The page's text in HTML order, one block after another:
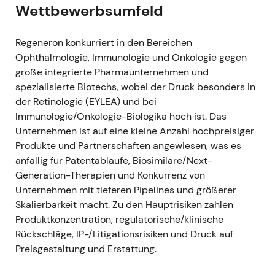
reduziertes Einzelproduktrisiko honorierten.
2022–2023 – Fortschritte in Onkologie
und Bispecific-Pipeline
Laufende Entwicklung und geplante
Datenpräsentationen für Onkologie-
Programme (u. a. REGN5458 BCMA-CD3 und
Odronextamab CD20-CD3) sowie
regulatorische Aktivitäten rund um Libtayo-
Kombinationen; Regeneron kommunizierte
mehrere erwartete klinische Meilensteine in
Onkologie und Immunologie[1].
Die Wahrnehmung entwickelte sich zu
„Franchise plus Pipeline" – Anleger schrieben
potenziellen Onkologie-Zulassungen und
Bispecific-Daten inkrementellen Mehrwert zu,
während die nun dominanten Dupixent-
Wettbewerbsumfeld
Regeneron konkurriert in den Bereichen
Ophthalmologie, Immunologie und Onkologie gegen
große integrierte Pharmaunternehmen und
spezialisierte Biotechs, wobei der Druck besonders in
der Retinologie (EYLEA) und bei
Immunologie/Onkologie-Biologika hoch ist. Das
Unternehmen ist auf eine kleine Anzahl hochpreisiger
Produkte und Partnerschaften angewiesen, was es
anfällig für Patentabläufe, Biosimilare/Next-
Generation-Therapien und Konkurrenz von
Unternehmen mit tieferen Pipelines und größerer
Skalierbarkeit macht. Zu den Hauptrisiken zählen
Produktkonzentration, regulatorische/klinische
Rückschläge, IP-/Litigationsrisiken und Druck auf
Preisgestaltung und Erstattung.